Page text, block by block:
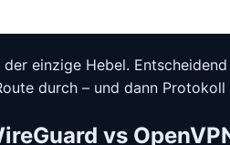
einzige Hebel.
durch – und dann
vs